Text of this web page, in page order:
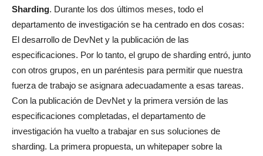
Sharding. Durante los dos últimos meses, todo el
departamento de investigación se ha centrado en dos cosas:
El desarrollo de DevNet y la publicación de las
especificaciones. Por lo tanto, el grupo de sharding entró, junto
con otros grupos, en un paréntesis para permitir que nuestra
fuerza de trabajo se asignara adecuadamente a esas tareas.
Con la publicación de DevNet y la primera versión de las
especificaciones completadas, el departamento de
investigación ha vuelto a trabajar en sus soluciones de
sharding. La primera propuesta, un whitepaper sobre la